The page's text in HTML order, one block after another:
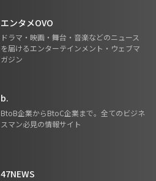
エンタメOVO
ドラマ・映画・舞台・音楽などのニュース
を届けるエンターテインメント・ウェブマ
ガジン
b.
BtoB企業からBtoC企業まで。全てのビジネ
スマン必見の情報サイト
47NEWS